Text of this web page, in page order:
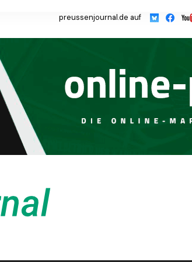
preussenjournal.de auf